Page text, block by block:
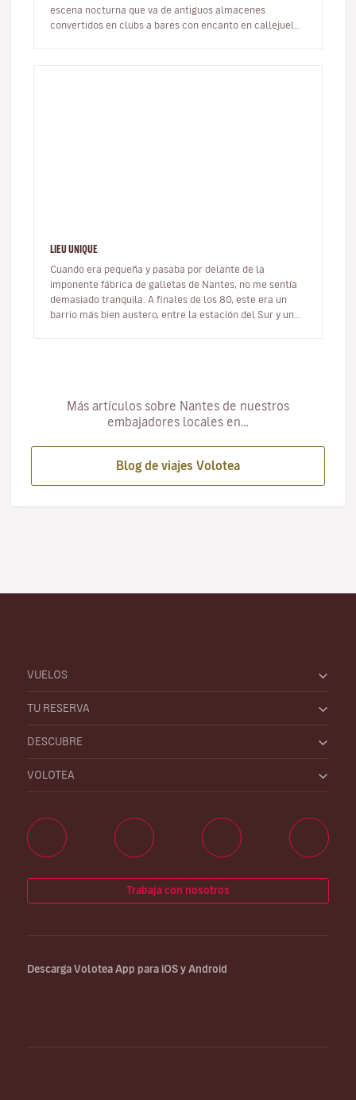
escena nocturna que va de antiguos almacenes
convertidos en clubs a bares con encanto en callejuelas
LIEU UNIQUE
Cuando era pequeña y pasaba por delante de la
imponente fábrica de galletas de Nantes, no me sentía
demasiado tranquila. A finales de los 80, este era un
barrio más bien austero, entre la estación del Sur y una
Más artículos sobre Nantes de nuestros
embajadores locales en…
Blog de viajes Volotea
VUELOS
TU RESERVA
DESCUBRE
VOLOTEA
Trabaja con nosotros
Descarga Volotea App para iOS y Android